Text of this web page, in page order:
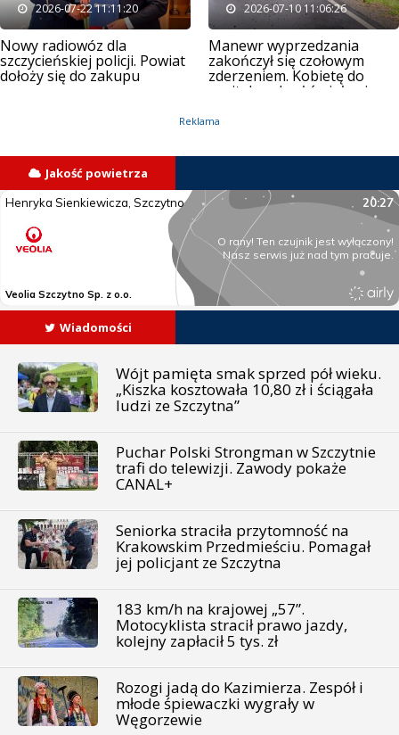
2026-07-22 11:11:20
Nowy radiowóz dla
szczycieńskiej policji. Powiat
dołoży się do zakupu
2026-07-10 11:06:26
Manewr wyprzedzania
zakończył się czołowym
zderzeniem. Kobietę do
szpitala zabrał śmigłowiec
Reklama
Jakość powietrza
Wiadomości
Wójt pamięta smak sprzed pół wieku.
„Kiszka kosztowała 10,80 zł i ściągała
ludzi ze Szczytna”
Puchar Polski Strongman w Szczytnie
trafi do telewizji. Zawody pokaże
CANAL+
Seniorka straciła przytomność na
Krakowskim Przedmieściu. Pomagał
jej policjant ze Szczytna
183 km/h na krajowej „57”.
Motocyklista stracił prawo jazdy,
kolejny zapłacił 5 tys. zł
Rozogi jadą do Kazimierza. Zespół i
młode śpiewaczki wygrały w
Węgorzewie